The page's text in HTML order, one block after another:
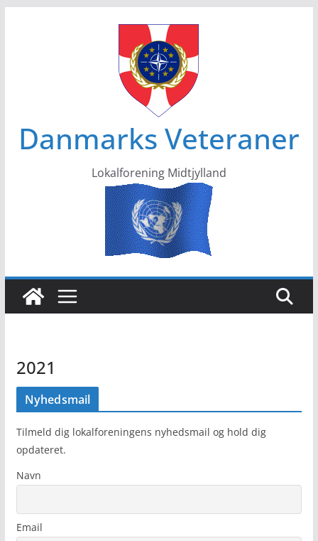
Danmarks Veteraner
Lokalforening Midtjylland
2021
Nyhedsmail
Tilmeld dig lokalforeningens nyhedsmail og hold dig
opdateret.
Navn
Email